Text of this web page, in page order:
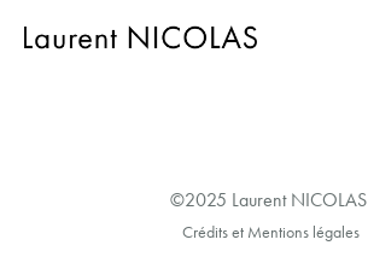
©2025 Laurent NICOLAS
Crédits et Mentions légales